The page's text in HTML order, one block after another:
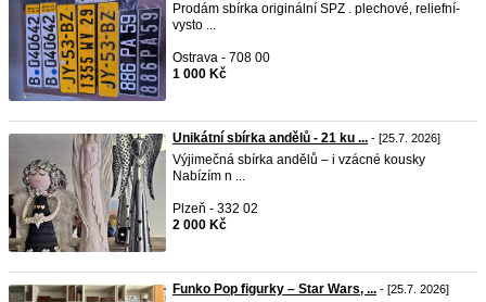
Prodám sbírka originální SPZ . plechové, reliefní-
vysto ...
Ostrava - 708 00
1 000 Kč
Unikátní sbírka andělů - 21 ku ... - [25.7. 2026]
Výjimečná sbírka andělů – i vzácné kousky
Nabízím n ...
Plzeň - 332 02
2 000 Kč
Funko Pop figurky – Star Wars, ... - [25.7. 2026]